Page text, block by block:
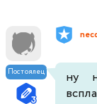
Постоялец
ну